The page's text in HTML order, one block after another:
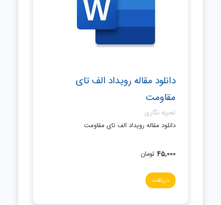
دانلود مقاله رویداد الف‌ تای
مقاومت
تجربه نگاری
دانلود مقاله رویداد الف‌ تای مقاومت
45,000 تومان
دریافت